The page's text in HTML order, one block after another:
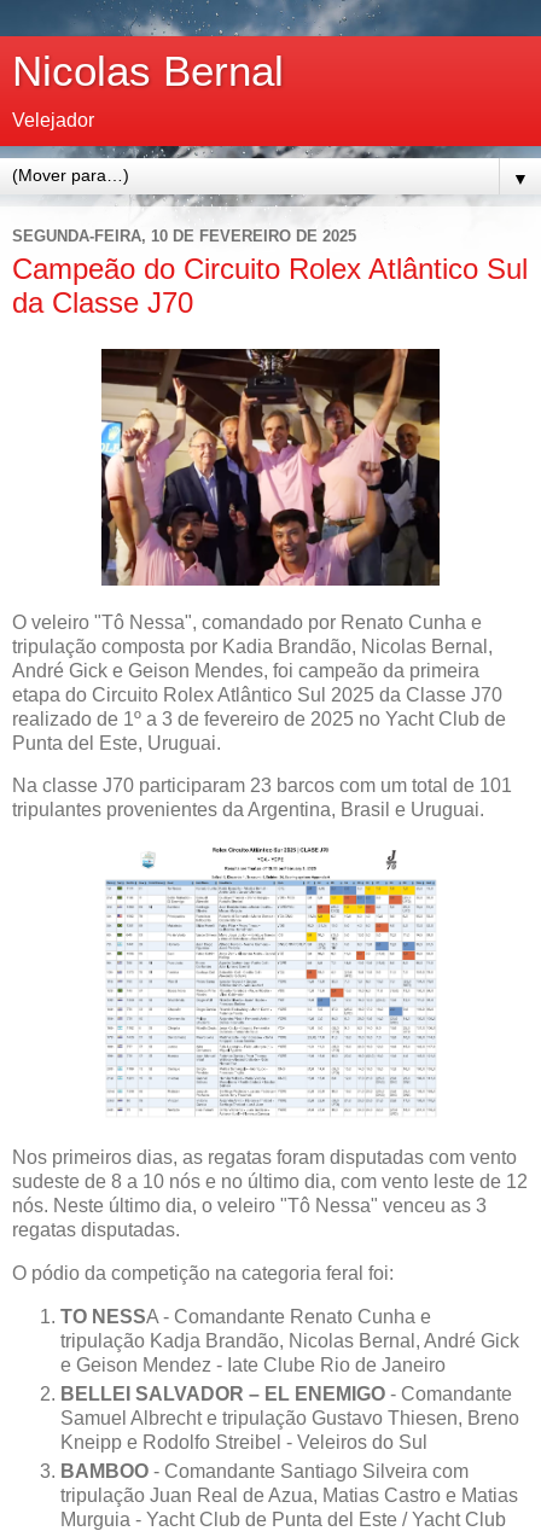
Nicolas Bernal
Velejador
▼
SEGUNDA-FEIRA, 10 DE FEVEREIRO DE 2025
Campeão do Circuito Rolex Atlântico Sul
da Classe J70
O veleiro "Tô Nessa", comandado por Renato Cunha e
tripulação composta por Kadia Brandão, Nicolas Bernal,
André Gick e Geison Mendes, foi campeão da primeira
etapa do Circuito Rolex Atlântico Sul 2025 da Classe J70
realizado de 1º a 3 de fevereiro de 2025 no Yacht Club de
Punta del Este, Uruguai.
Na classe J70 participaram 23 barcos com um total de 101
tripulantes provenientes da Argentina, Brasil e Uruguai.
Nos primeiros dias, as regatas foram disputadas com vento
sudeste de 8 a 10 nós e no último dia, com vento leste de 12
nós. Neste último dia, o veleiro "Tô Nessa" venceu as 3
regatas disputadas.
O pódio da competição na categoria feral foi:
TO NESSA - Comandante Renato Cunha e
tripulação Kadja Brandão, Nicolas Bernal, André Gick
e Geison Mendez - Iate Clube Rio de Janeiro
BELLEI SALVADOR – EL ENEMIGO - Comandante
Samuel Albrecht e tripulação Gustavo Thiesen, Breno
Kneipp e Rodolfo Streibel - Veleiros do Sul
BAMBOO - Comandante Santiago Silveira com
tripulação Juan Real de Azua, Matias Castro e Matias
Murguia - Yacht Club de Punta del Este / Yacht Club